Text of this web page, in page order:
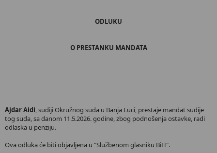
ODLUKU
O PRESTANKU MANDATA
Ajdar Aidi, sudiji Okružnog suda u Banja Luci, prestaje mandat sudije
tog suda, sa danom 11.5.2026. godine, zbog podnošenja ostavke, radi
odlaska u penziju.
Ova odluka će biti objavljena u "Službenom glasniku BiH".